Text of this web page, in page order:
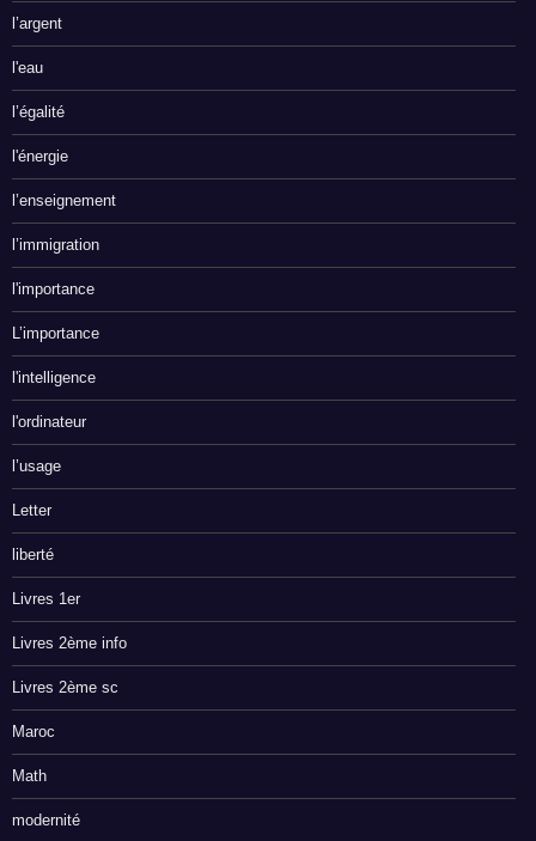
l’argent
l'eau
l’égalité
l'énergie
l’enseignement
l’immigration
l'importance
L’importance
l'intelligence
l'ordinateur
l’usage
Letter
liberté
Livres 1er
Livres 2ème info
Livres 2ème sc
Maroc
Math
modernité